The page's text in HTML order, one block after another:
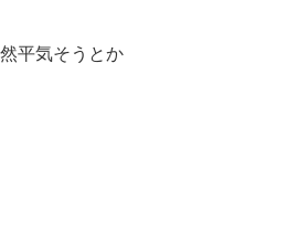
平気そうとか